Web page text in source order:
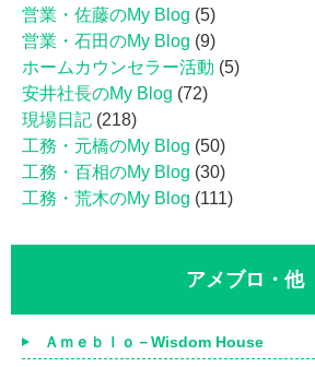
営業・佐藤のMy Blog (5)
営業・石田のMy Blog (9)
ホームカウンセラー活動 (5)
安井社長のMy Blog (72)
現場日記 (218)
工務・元橋のMy Blog (50)
工務・百相のMy Blog (30)
工務・荒木のMy Blog (111)
アメブロ・他
Ａｍｅｂｌｏ－Wisdom House